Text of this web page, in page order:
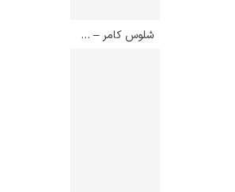
شلوس کامر – گوستاو کلیمت